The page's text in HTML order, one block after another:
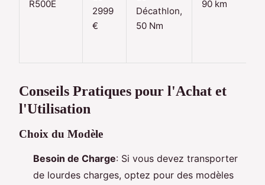
R500E
2999
€
Décathlon,
50 Nm
90 km
Conseils Pratiques pour l'Achat et
l'Utilisation
Choix du Modèle
Besoin de Charge: Si vous devez transporter
de lourdes charges, optez pour des modèles